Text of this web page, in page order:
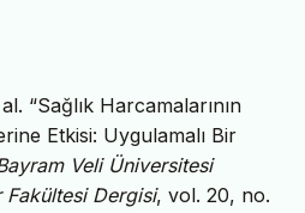
“Sağlık Harcamalarının
Etkisi: Uygulamalı Bir
Veli Üniversitesi
Dergisi, vol. 20, no.